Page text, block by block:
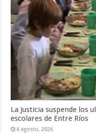
La Justicia suspende los
escolares de Entre Ríos
6 agosto, 2026